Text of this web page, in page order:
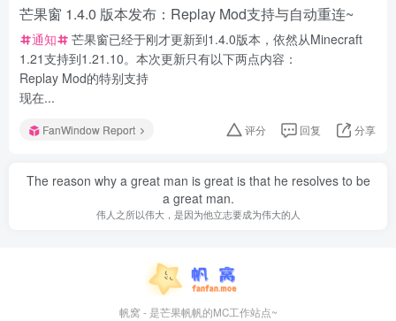
芒果窗 1.4.0 版本发布：Replay Mod支持与自动重连~
通知
芒果窗已经于刚才更新到1.4.0版本，依然从Minecraft
1.21支持到1.21.10。本次更新只有以下两点内容：
Replay Mod的特别支持
现在...
FanWindow Report 评分 回复 分享
The reason why a great man is great is that he resolves to be
a great man.
伟人之所以伟大，是因为他立志要成为伟大的人
帆窝 - 是芒果帆帆的MC工作站点~